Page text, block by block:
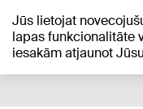
Jūs lietojat
lapas funkcionalitāte
iesakām atjaunot
+19°C